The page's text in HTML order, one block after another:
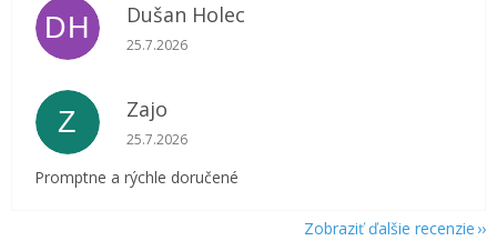
DH Dušan Holec
Hodnotenie obchodu je 5 z 5 hviezdičiek.
25.7.2026
Z Zajo
Hodnotenie obchodu je 5 z 5 hviezdičiek.
25.7.2026
Promptne a rýchle doručené
Zobraziť ďalšie recenzie